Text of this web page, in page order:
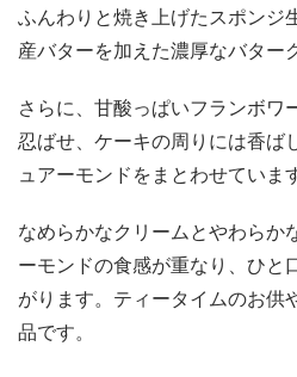
ふんわりと焼き上げたスポンジ
産バターを加えた濃厚なバター
さらに、甘酸っぱいフランボワ
忍ばせ、ケーキの周りには香ば
ュアーモンドをまとわせています
なめらかなクリームとやわらか
ーモンドの食感が重なり、ひと
がります。ティータイムのお供
品です。